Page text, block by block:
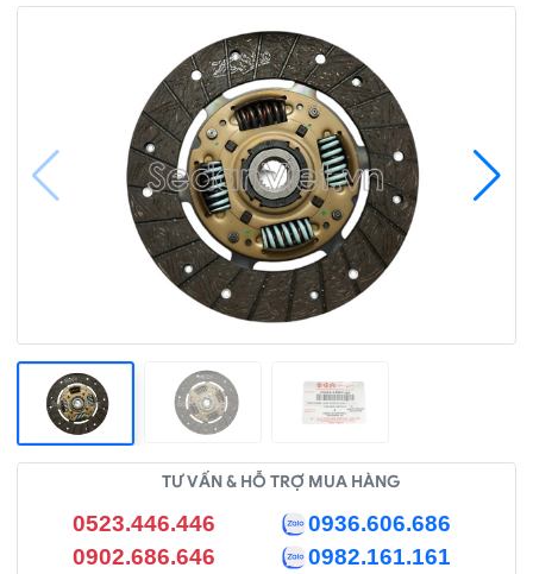
TƯ VẤN & HỖ TRỢ MUA HÀNG
0523.446.446
0936.606.686
0902.686.646
0982.161.161